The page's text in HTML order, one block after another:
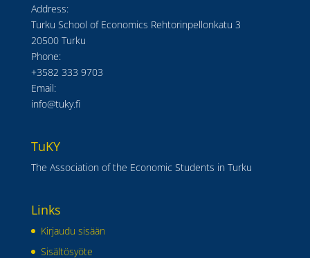
Address:
Turku School of Economics Rehtorinpellonkatu 3
20500 Turku
Phone:
+3582 333 9703
Email:
info@tuky.fi
TuKY
The Association of the Economic Students in Turku
Links
Kirjaudu sisään
Sisältösyöte